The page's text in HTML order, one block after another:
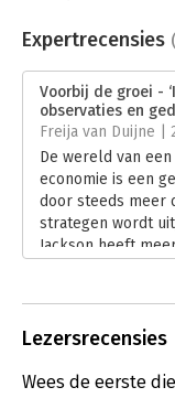
Uitgever:
Verschijningsdatum:
Hoofdrubriek:
Expertrecensies
Voorbij de groei -
observaties en
Freija van Duijne |
De wereld van
economie is een
door steeds meer
strategen wordt
Jackson heeft
het betekent om
het goede leven
Lezersrecensies
Wees de eerste